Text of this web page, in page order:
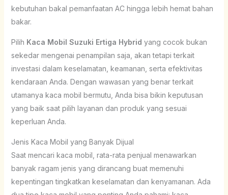
kebutuhan bakal pemanfaatan AC hingga lebih hemat bahan
bakar.
Pilih Kaca Mobil Suzuki Ertiga Hybrid yang cocok bukan
sekedar mengenai penampilan saja, akan tetapi terkait
investasi dalam keselamatan, keamanan, serta efektivitas
kendaraan Anda. Dengan wawasan yang benar terkait
utamanya kaca mobil bermutu, Anda bisa bikin keputusan
yang baik saat pilih layanan dan produk yang sesuai
keperluan Anda.
Jenis Kaca Mobil yang Banyak Dijual
Saat mencari kaca mobil, rata-rata penjual menawarkan
banyak ragam jenis yang dirancang buat memenuhi
kepentingan tingkatkan keselamatan dan kenyamanan. Ada